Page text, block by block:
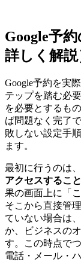
Google予
詳しく解説
Google予約を実
テップを踏む必
を必要とするも
ば問題なく完了
敗しない設定手
ます。
最初に行うのは、
アクセスすること
果の画面上に「
そこから直接管
ていない場合は
か、ビジネスの
す。この時点で
電話・メール・